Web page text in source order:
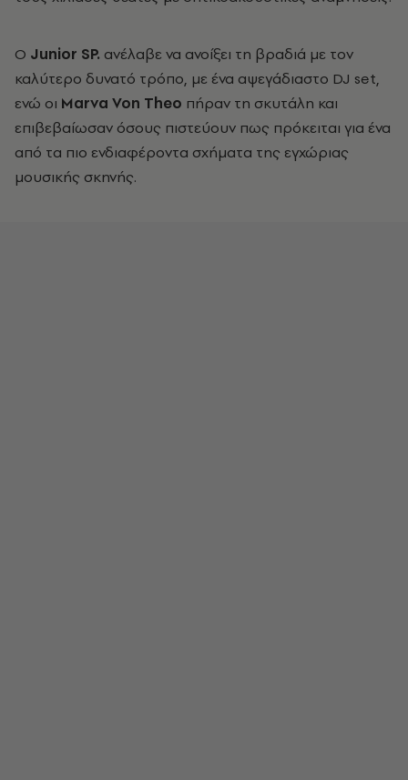
Ο Junior SP. ανέλαβε να ανοίξει τη βραδιά με τον
καλύτερο δυνατό τρόπο, με ένα αψεγάδιαστο DJ set,
ενώ οι Marva Von Theo πήραν τη σκυτάλη και
επιβεβαίωσαν όσους πιστεύουν πως πρόκειται για ένα
από τα πιο ενδιαφέροντα σχήματα της εγχώριας
μουσικής σκηνής.